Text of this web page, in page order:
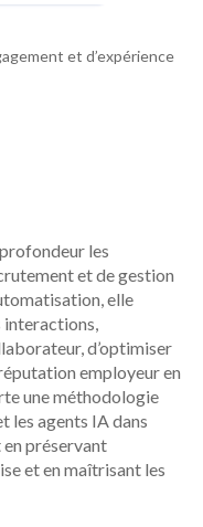
et d’expérience
les
et de gestion
elle
interactions,
d’optimiser
employeur en
une méthodologie
les agents IA dans
préservant
et en maîtrisant les